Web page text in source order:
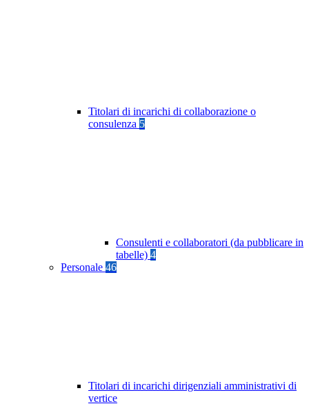
Titolari di incarichi di collaborazione o
consulenza 5
Consulenti e collaboratori (da pubblicare in
tabelle) 4
Personale 46
Titolari di incarichi dirigenziali amministrativi di
vertice